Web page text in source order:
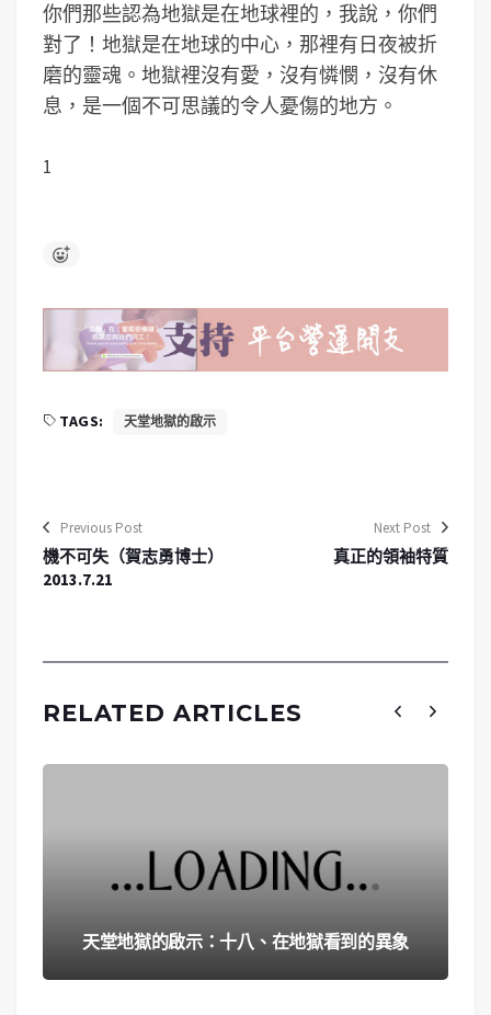
你們那些認為地獄是在地球裡的，我說，你們
對了！地獄是在地球的中心，那裡有日夜被折
磨的靈魂。地獄裡沒有愛，沒有憐憫，沒有休
息，是一個不可思議的令人憂傷的地方。
1
TAGS: 天堂地獄的啟示
Previous Post
機不可失（賀志勇博士）
2013.7.21
Next Post
真正的領袖特質
RELATED ARTICLES
天堂地獄的啟示：十八、在地獄看到的異象